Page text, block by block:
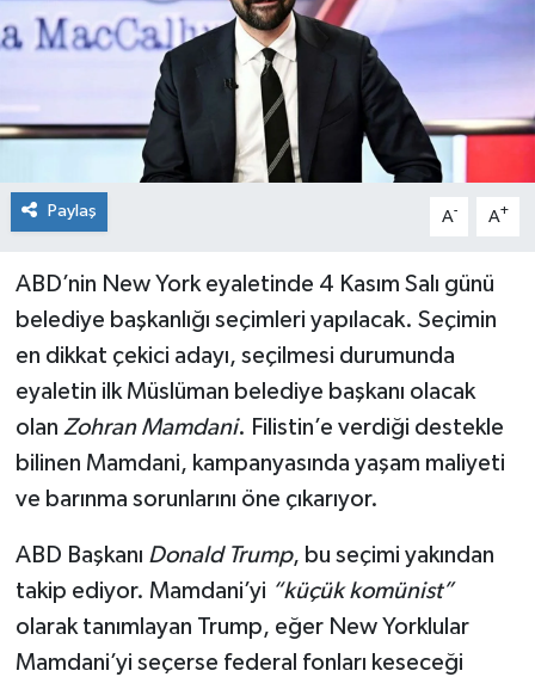
Paylaş A- A+
ABD’nin New York eyaletinde 4 Kasım Salı günü
belediye başkanlığı seçimleri yapılacak. Seçimin
en dikkat çekici adayı, seçilmesi durumunda
eyaletin ilk Müslüman belediye başkanı olacak
olan Zohran Mamdani. Filistin’e verdiği destekle
bilinen Mamdani, kampanyasında yaşam maliyeti
ve barınma sorunlarını öne çıkarıyor.
ABD Başkanı Donald Trump, bu seçimi yakından
takip ediyor. Mamdani’yi “küçük komünist”
olarak tanımlayan Trump, eğer New Yorklular
Mamdani’yi seçerse federal fonları keseceği